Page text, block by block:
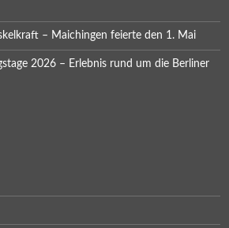
– Maichingen feierte den 1. Mai
2026 – Erlebnis rund um die Berliner